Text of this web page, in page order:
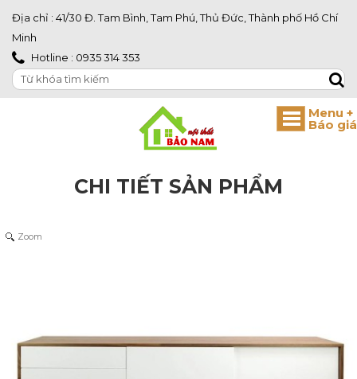
Địa chỉ : 41/30 Đ. Tam Bình, Tam Phú, Thủ Đức, Thành phố Hồ Chí
Minh
Hotline : 0935 314 353
CHI TIẾT SẢN PHẨM
Zoom